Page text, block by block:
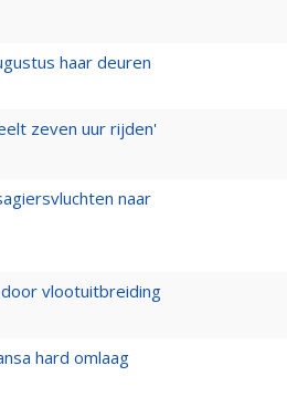
haar deuren
zeven uur rijden'
naar
vlootuitbreiding
hard omlaag